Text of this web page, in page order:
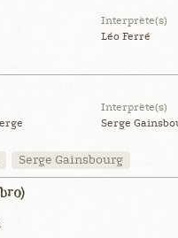
Interprète(s)
Léo Ferré
Interprète(s)
Serge
Serge Gainsbourg